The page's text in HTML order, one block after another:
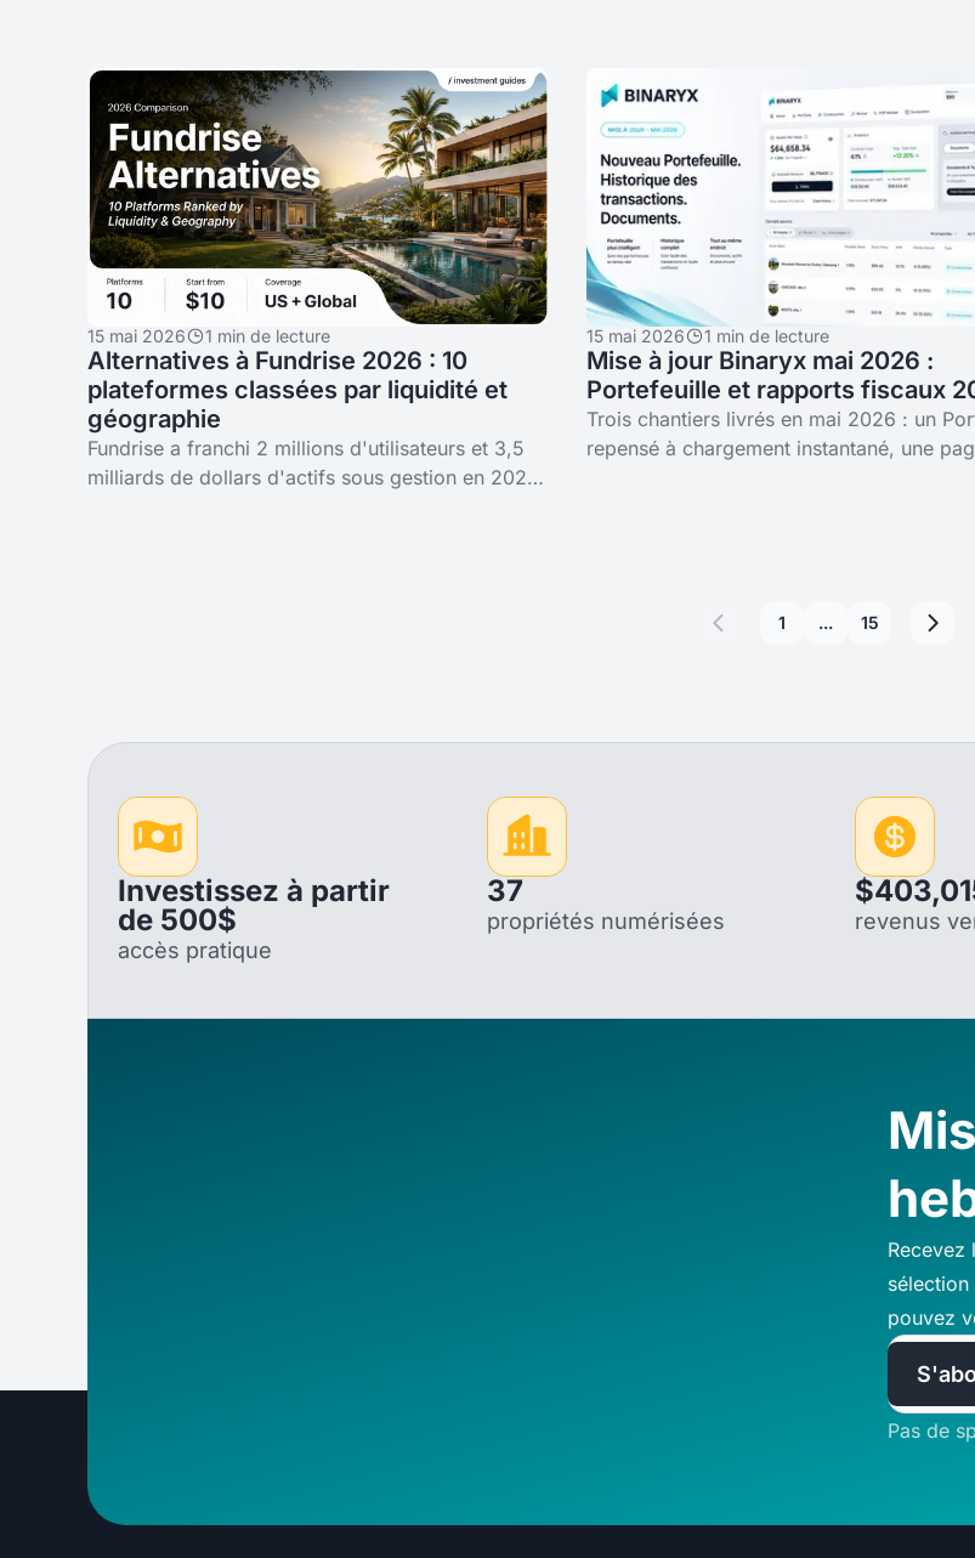
15 mai 2026 1 min de lecture
Alternatives à Fundrise 2026 : 10
plateformes classées par liquidité et
géographie
Fundrise a franchi 2 millions d'utilisateurs et 3,5
milliards de dollars d'actifs sous gestion en 2026
15 mai 2026 1 min de lecture
Mise à jour Binaryx mai 2026 :
Portefeuille et rapports fiscaux
Trois chantiers livrés en mai 2026 : un
repensé à chargement instantané, une
1 ... 15
Investissez à partir
de 500$
accès pratique
37
propriétés numérisées revenus
Recevez
sélection
pouvez
Pas de